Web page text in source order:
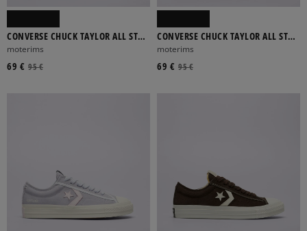
CONVERSE CHUCK TAYLOR ALL STAR
LUGGED HEEL LOAFER
moterims
95 €
69 €
CONVERSE CHUCK TAYLOR ALL STAR
LUGGED HEEL LOAFER
moterims
95 €
69 €